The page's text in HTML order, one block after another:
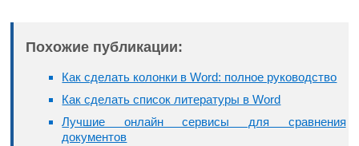
Похожие публикации:
Как сделать колонки в Word: полное руководство
Как сделать список литературы в Word
Лучшие онлайн сервисы для сравнения
документов